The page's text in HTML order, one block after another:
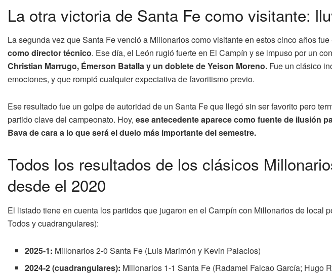
La otra victoria de Santa Fe como visitante:
La segunda vez que Santa Fe venció a Millonarios como visitante en estos cinco años fue
como director técnico. Ese día, el León rugió fuerte en El Campín y se impuso por un
Christian Marrugo, Émerson Batalla y un doblete de Yeison Moreno. Fue un clásico
emociones, y que rompió cualquier expectativa de favoritismo previo.
Ese resultado fue un golpe de autoridad de un Santa Fe que llegó sin ser favorito pero
partido clave del campeonato. Hoy, ese antecedente aparece como fuente de ilusión
Bava de cara a lo que será el duelo más importante del semestre.
Todos los resultados de los clásicos
desde el 2020
El listado tiene en cuenta los partidos que jugaron en el Campín con Millonarios de local
Todos y cuadrangulares):
2025-1: Millonarios 2-0 Santa Fe (Luis Marimón y Kevin Palacios)
2024-2 (cuadrangulares): Millonarios 1-1 Santa Fe (Radamel Falcao García; Hugo